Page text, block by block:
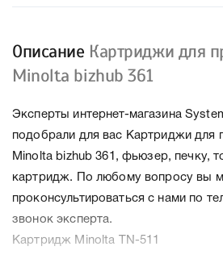
Описание Картриджи для
Minolta bizhub 361
Эксперты интернет-магазина
подобрали для вас Картриджи для
Minolta bizhub 361, фьюзер, печку,
картридж. По любому вопросу вы
проконсультироваться с нами по
звонок эксперта.
Картридж Minolta TN-511